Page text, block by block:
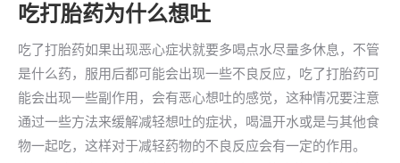
吃打胎药为什么想吐
吃了打胎药如果出现恶心症状就要多喝点水尽量多休息，不管
是什么药，服用后都可能会出现一些不良反应，吃了打胎药可
能会出现一些副作用，会有恶心想吐的感觉，这种情况要注意
通过一些方法来缓解减轻想吐的症状，喝温开水或是与其他食
物一起吃，这样对于减轻药物的不良反应会有一定的作用。